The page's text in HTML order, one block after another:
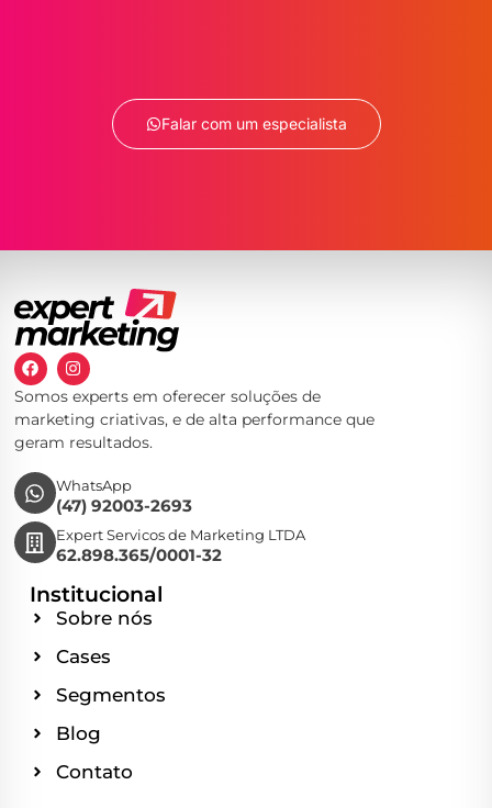
Falar com um especialista
Somos experts em oferecer soluções de
marketing criativas, e de alta performance que
geram resultados.
WhatsApp
(47) 92003-2693
Expert Servicos de Marketing LTDA
62.898.365/0001-32
Institucional
Sobre nós
Cases
Segmentos
Blog
Contato